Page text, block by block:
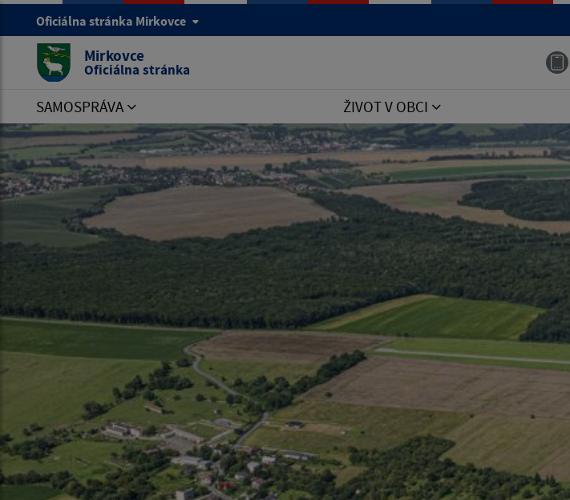
Oficiálna stránka Mirkovce
Mirkovce
Oficiálna stránka
SAMOSPRÁVA ŽIVOT V OBCI